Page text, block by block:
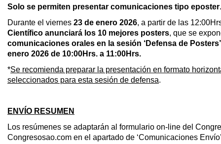
Solo se permiten presentar comunicaciones tipo eposter.
Durante el viernes 23 de enero 2026, a partir de las
Científico anunciará los 10 mejores posters, que se
comunicaciones orales en la sesión ‘Defensa de
enero 2026 de 10:00Hrs. a 11:00Hrs.
*Se recomienda preparar la presentación en formato
seleccionados para esta sesión de defensa.
ENVÍO RESUMEN
Los resúmenes se adaptarán al formulario on-line del
Congresosao.com en el apartado de ‘Comunicaciones